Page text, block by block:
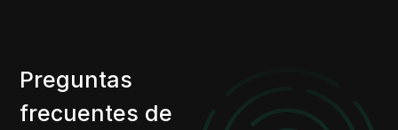
Preguntas
frecuentes de